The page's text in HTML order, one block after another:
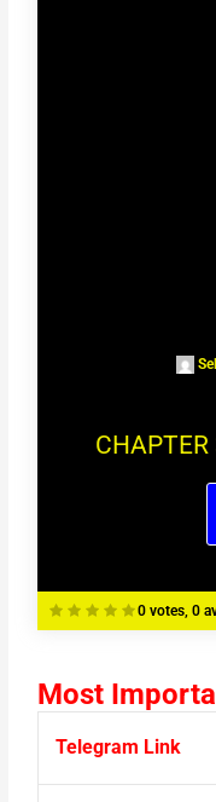
0 votes, 0
Most
Telegram Link